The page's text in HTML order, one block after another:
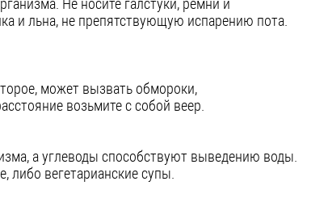
Не носите галстуки, ремни и
и льна, не препятствующую испарению пота.
может вызвать обмороки,
возьмите с собой веер.
а углеводы способствуют выведению воды.
либо вегетарианские супы.